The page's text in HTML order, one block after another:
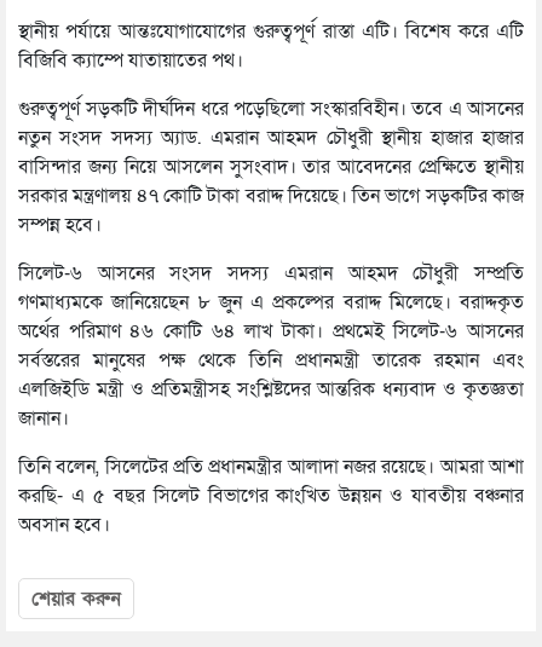
স্থানীয় পর্যায়ে আন্তঃযোগাযোগের গুরুত্বপূর্ণ রাস্তা এটি। বিশেষ করে এটি
বিজিবি ক্যাম্পে যাতায়াতের পথ।
গুরুত্বপূর্ণ সড়কটি দীর্ঘদিন ধরে পড়েছিলো সংস্কারবিহীন। তবে এ আসনের
নতুন সংসদ সদস্য অ্যাড. এমরান আহমদ চৌধুরী স্থানীয় হাজার হাজার
বাসিন্দার জন্য নিয়ে আসলেন সুসংবাদ। তার আবেদনের প্রেক্ষিতে স্থানীয়
সরকার মন্ত্রণালয় ৪৭ কোটি টাকা বরাদ্দ দিয়েছে। তিন ভাগে সড়কটির কাজ
সম্পন্ন হবে।
সিলেট-৬ আসনের সংসদ সদস্য এমরান আহমদ চৌধুরী সম্প্রতি
গণমাধ্যমকে জানিয়েছেন ৮ জুন এ প্রকল্পের বরাদ্দ মিলেছে। বরাদ্দকৃত
অর্থের পরিমাণ ৪৬ কোটি ৬৪ লাখ টাকা। প্রথমেই সিলেট-৬ আসনের
সর্বস্তরের মানুষের পক্ষ থেকে তিনি প্রধানমন্ত্রী তারেক রহমান এবং
এলজিইডি মন্ত্রী ও প্রতিমন্ত্রীসহ সংশ্লিষ্টদের আন্তরিক ধন্যবাদ ও কৃতজ্ঞতা
জানান।
তিনি বলেন, সিলেটের প্রতি প্রধানমন্ত্রীর আলাদা নজর রয়েছে। আমরা আশা
করছি- এ ৫ বছর সিলেট বিভাগের কাংখিত উন্নয়ন ও যাবতীয় বঞ্চনার
অবসান হবে।
শেয়ার করুন